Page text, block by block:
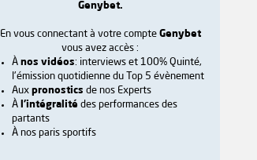
Genybet.
En vous connectant à votre compte Genybet
vous avez accès :
À nos vidéos: interviews et 100% Quinté,
l'émission quotidienne du Top 5 évènement
Aux pronostics de nos Experts
À l'intégralité des performances des
partants
À nos paris sportifs